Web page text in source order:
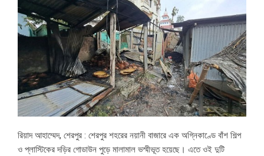
রিয়াদ আহাম্মেদ, শেরপুর : শেরপুর শহরের নয়ানী বাজারে এক অগ্নিকাণ্ডে বাঁশ শিল্প
ও প্লাস্টিকের দড়ির গোডাউন পুড়ে মালামাল ভস্মীভূত হয়েছে। এতে ওই দুটি